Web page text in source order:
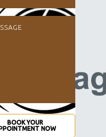
BOOK YOUR
NOW